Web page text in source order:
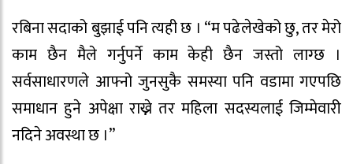
रबिना सदाको बुझाई पनि त्यही छ । “म पढेलेखेको छु, तर मेरो
काम छैन मैले गर्नुपर्ने काम केही छैन जस्तो लाग्छ ।
सर्वसाधारणले आफ्नो जुनसुकै समस्या पनि वडामा गएपछि
समाधान हुने अपेक्षा राख्ने तर महिला सदस्यलाई जिम्मेवारी
नदिने अवस्था छ ।”